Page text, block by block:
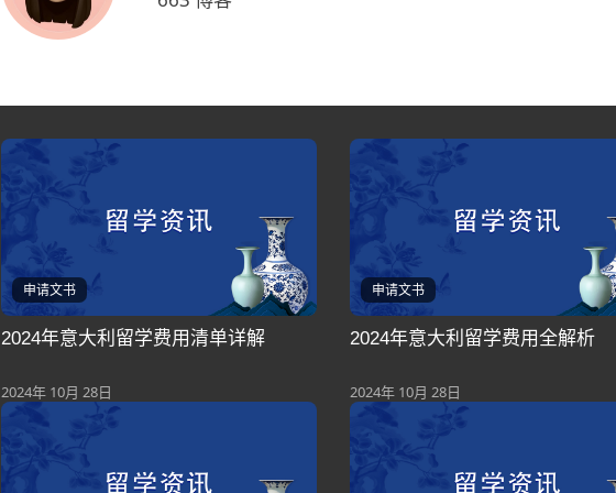
申请文书
2024年意大利留学费用清单详解
2024年 10月 28日
申请文书
2024年意大利留学费用全解析
2024年 10月 28日